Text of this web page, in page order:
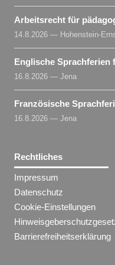
Arbeitsrecht für
14.8.2026 — Hohenstein-
Englische Sprachferien
16.8.2026 — Jena
Französische
16.8.2026 — Jena
Rechtliches
Impressum
Datenschutz
Cookie-Einstellungen
Barrierefreiheitserklärung